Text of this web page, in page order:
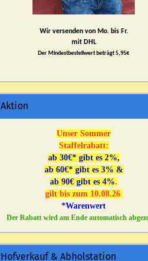
Wir versenden von Mo. bis Fr.
mit DHL
Der Mindestbestellwert beträgt 5,95€
Aktion
Unser Sommer
Staffelrabatt:
ab 30€* gibt es 2%,
ab 60€* gibt es 3% &
ab 90€ gibt es 4%.
gilt bis zum 10.08.26
*Warenwert
Der Rabatt wird am Ende automatisch
Hofverkauf & Abholstation